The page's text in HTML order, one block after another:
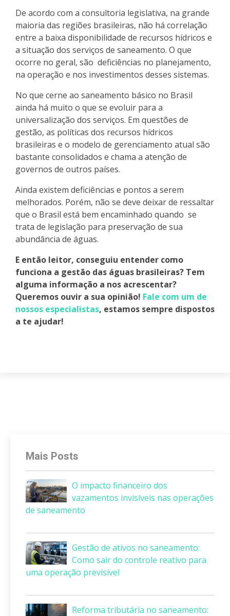
De acordo com a consultoria legislativa, na grande
maioria das regiões brasileiras, não há correlação
entre a baixa disponibilidade de recursos hídricos e
a situação dos serviços de saneamento. O que
ocorre no geral, são deficiências no planejamento,
na operação e nos investimentos desses sistemas.
No que cerne ao saneamento básico no Brasil
ainda há muito o que se evoluir para a
universalização dos serviços. Em questões de
gestão, as políticas dos recursos hídricos
brasileiras e o modelo de gerenciamento atual são
bastante consolidados e chama a atenção de
governos de outros países.
Ainda existem deficiências e pontos a serem
melhorados. Porém, não se deve deixar de ressaltar
que o Brasil está bem encaminhado quando se
trata de legislação para preservação de sua
abundância de águas.
E então leitor, conseguiu entender como
funciona a gestão das águas brasileiras? Tem
alguma informação a nos acrescentar?
Queremos ouvir a sua opinião! Fale com um de
nossos especialistas, estamos sempre dispostos
a te ajudar!
Mais Posts
O impacto financeiro dos
vazamentos invisíveis nas operações
de saneamento
Gestão de ativos no saneamento:
Como sair do controle reativo para
uma operação previsível
Reforma tributária no saneamento: